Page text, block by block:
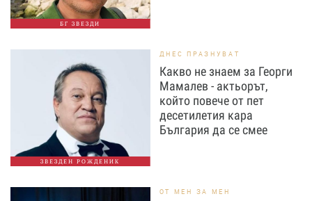
БГ ЗВЕЗДИ
ЗВЕЗДЕН РОЖДЕНИК
ДНЕС ПРАЗНУВАТ
Какво не знаем за Георги
Мамалев - актьорът,
който повече от пет
десетилетия кара
България да се смее
ОТ МЕН ЗА МЕН